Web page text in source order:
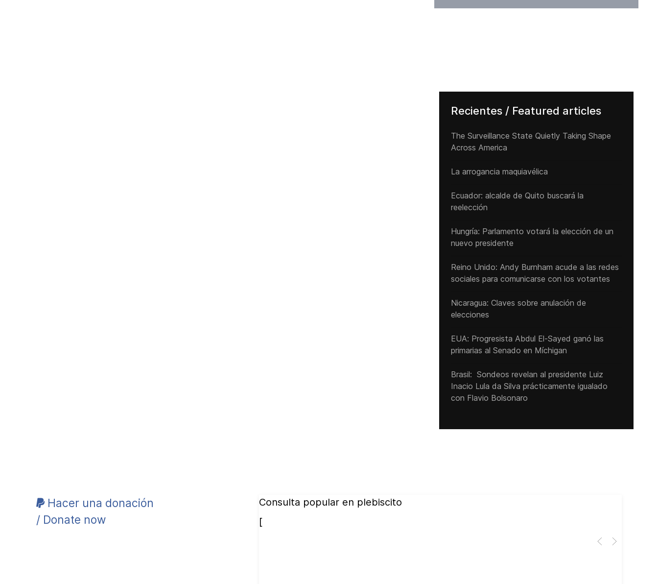
Recientes / Featured articles
The Surveillance State Quietly Taking Shape
Across America
La arrogancia maquiavélica
Ecuador: alcalde de Quito buscará la
reelección
Hungría: Parlamento votará la elección de un
nuevo presidente
Reino Unido: Andy ‌Burnham acude a las redes
sociales para comunicarse con los votantes
Nicaragua: Claves sobre anulación de
elecciones
EUA: Progresista Abdul El-Sayed ganó las
primarias al Senado ‌en Míchigan
Brasil: Sondeos revelan al presidente Luiz
Inacio Lula da Silva prácticamente igualado
con Flavio Bolsonaro
Hacer una donación
/ Donate now
Consulta popular en plebiscito
[